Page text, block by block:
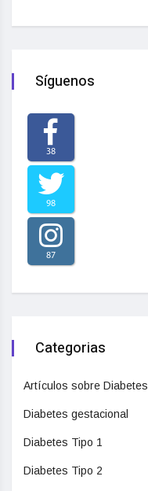
Síguenos
38
98
87
Categorias
Artículos sobre Diabetes
Diabetes gestacional
Diabetes Tipo 1
Diabetes Tipo 2